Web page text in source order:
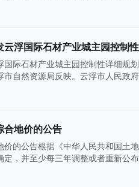
浮国际石材产业城主园控制
际石材产业城主园控制性详细规
自然资源局反映。云浮市人民政
合地价的公告
的公告根据《中华人民共和国土
，并至少每三年调整或者重新公